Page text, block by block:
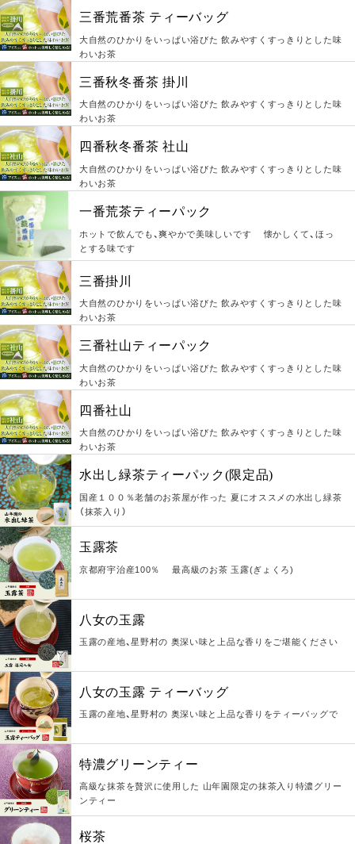
三番荒番茶 ティーバッグ
大自然のひかりをいっぱい浴びた 飲みやすくすっきりとした味
わいお茶
三番秋冬番茶 掛川
大自然のひかりをいっぱい浴びた 飲みやすくすっきりとした味
わいお茶
四番秋冬番茶 社山
大自然のひかりをいっぱい浴びた 飲みやすくすっきりとした味
わいお茶
一番荒茶ティーパック
ホットで飲んでも、爽やかで美味しいです 懐かしくて、ほっ
とする味です
三番掛川
大自然のひかりをいっぱい浴びた 飲みやすくすっきりとした味
わいお茶
三番社山ティーパック
大自然のひかりをいっぱい浴びた 飲みやすくすっきりとした味
わいお茶
四番社山
大自然のひかりをいっぱい浴びた 飲みやすくすっきりとした味
わいお茶
水出し緑茶ティーパック(限定品)
国産１００％老舗のお茶屋が作った 夏にオススメの水出し緑茶
（抹茶入り）
玉露茶
京都府宇治産100％ 最高級のお茶 玉露(ぎょくろ)
八女の玉露
玉露の産地、星野村の 奥深い味と上品な香りをご堪能ください
八女の玉露 ティーバッグ
玉露の産地、星野村の 奥深い味と上品な香りをティーバッグで
特濃グリーンティー
高級な抹茶を贅沢に使用した 山年園限定の抹茶入り特濃グリー
ンティー
桜茶